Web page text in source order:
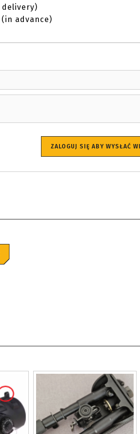
delivery)
advance)
ZALOGUJ SIĘ ABY WYSŁAĆ